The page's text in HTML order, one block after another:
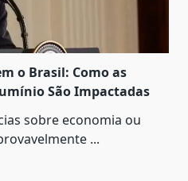
o Brasil: Como as
São Impactadas
sobre economia ou
...